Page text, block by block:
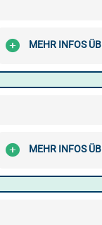
MEHR INFOS
MEHR INFOS